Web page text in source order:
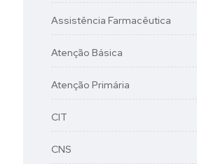
Assistência Farmacêutica
Atenção Básica
Atenção Primária
CIT
CNS